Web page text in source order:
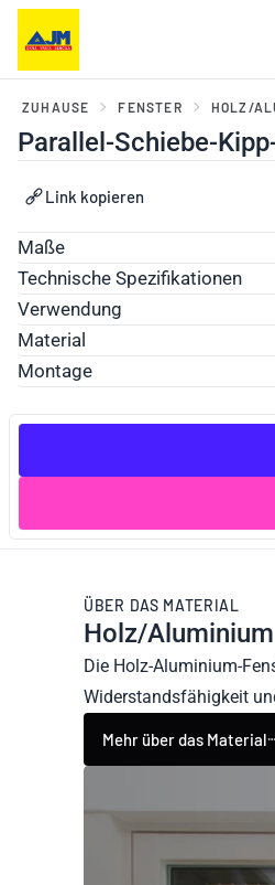
Balkontüren und
ZUHAUSE FENSTER HOLZ/
Parallel-Schiebe-
Link kopieren
Maße
Technische Spezifikationen
Verwendung
Material
Montage
ÜBER DAS MATERIAL
Holz/
Die Holz-Aluminium-
Widerstandsfähigkeit
Mehr über das Material